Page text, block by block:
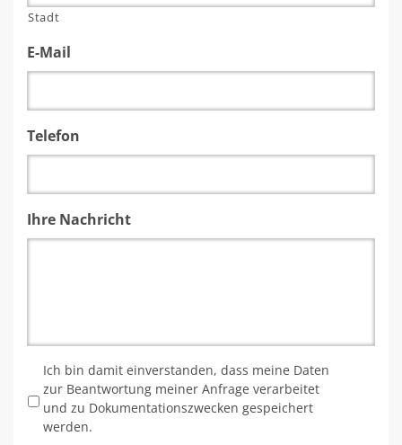
Stadt
E-Mail
Telefon
Ihre Nachricht
Ich bin damit einverstanden, dass meine Daten
zur Beantwortung meiner Anfrage verarbeitet
und zu Dokumentationszwecken gespeichert
werden.